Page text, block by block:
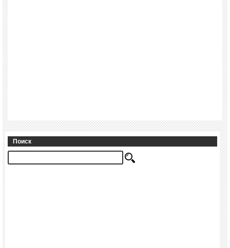
Поиск